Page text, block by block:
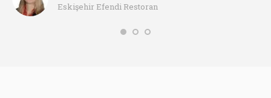
Eskişehir Efendi Restoran